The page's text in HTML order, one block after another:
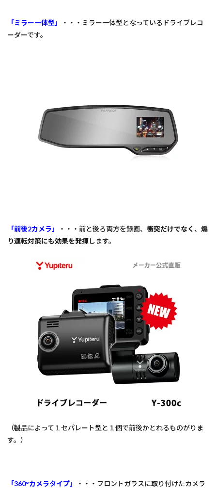
「ミラー一体型」
・・・ミラー一体型となっているドライブレコ
ーダーです。
「前後2カメラ」 ・・・前と後ろ両方を録画、 衝突だけでなく、煽
り運転対策にも効果を発揮します。
（製品によって１セパレート型と１個で前後かとれるものがりま
す。）
「360°カメラタイプ」
・・・フロントガラスに取り付けたカメラ